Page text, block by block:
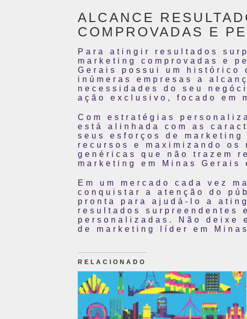
ALCANCE
COMPROVADAS E
Para atingir resultados
marketing comprovadas e
Gerais possui um histórico
inúmeras empresas a
necessidades do seu
ação exclusivo, focado em
Com estratégias
está alinhada com as
seus esforços de
recursos e maximizando
genéricas que não trazem
marketing em Minas
Em um mercado cada vez
conquistar a atenção do
pronta para ajudá-lo a
resultados surpreendentes
personalizadas. Não deixe
de marketing líder em
RELACIONADO